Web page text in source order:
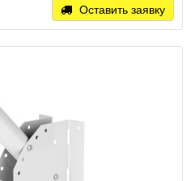
Оставить заявку